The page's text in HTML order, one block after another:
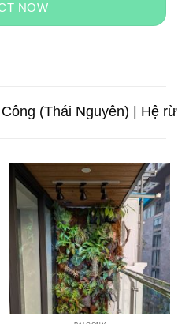
NOW
(Thái Nguyên) | Hệ